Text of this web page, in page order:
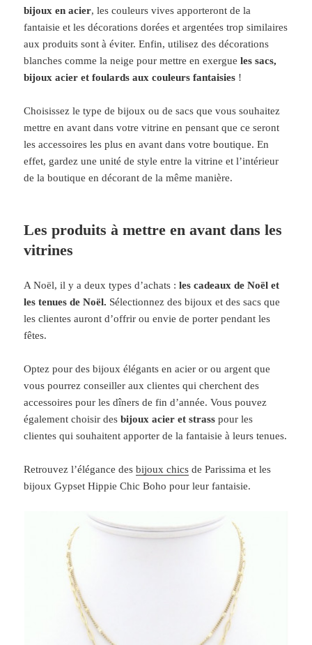
bijoux en acier, les couleurs vives apporteront de la
fantaisie et les décorations dorées et argentées trop similaires
aux produits sont à éviter. Enfin, utilisez des décorations
blanches comme la neige pour mettre en exergueles sacs,
bijoux acier et foulards aux couleurs fantaisies !
Choisissez le type de bijoux ou de sacs que vous souhaitez
mettre en avant dans votre vitrine en pensant que ce seront
les accessoires les plus en avant dans votre boutique. En
effet, gardez une unité de style entre la vitrine et l’intérieur
de la boutique en décorant de la même manière.
Les produits à mettre en avant dans les
vitrines
A Noël, il y a deux types d’achats :les cadeaux de Noël et
les tenues de Noël. Sélectionnez des bijoux et des sacs que
les clientes auront d’offrir ou envie de porter pendant les
fêtes.
Optez pour des bijoux élégants en acier or ou argent que
vous pourrez conseiller aux clientes qui cherchent des
accessoires pour les dîners de fin d’année. Vous pouvez
également choisir desbijoux acier et strass pour les
clientes qui souhaitent apporter de la fantaisie à leurs tenues.
Retrouvez l’élégance desbijoux chics de Parissima et les
bijoux Gypset Hippie Chic Boho pour leur fantaisie.